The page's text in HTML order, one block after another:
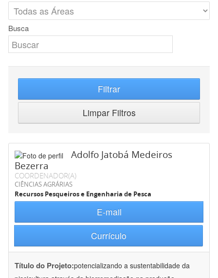
Busca
Filtrar
Limpar Filtros
Adolfo Jatobá Medeiros
Bezerra
COORDENADOR(A)
CIÊNCIAS AGRÁRIAS
Recursos Pesqueiros e Engenharia de Pesca
E-mail
Currículo
Título do Projeto:potencializando a sustentabilidade da